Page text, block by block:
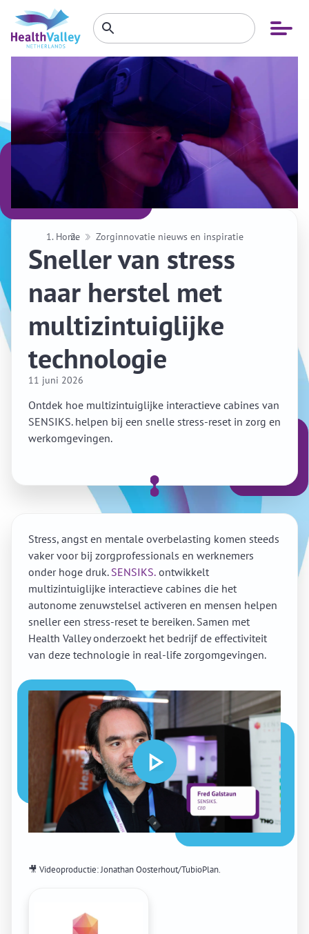
Open
menu
Zoeken
binnen
website
Zoeken
Home Zorginnovatie nieuws en inspiratie
Sneller van stress
naar herstel met
multizintuiglijke
technologie
11 juni 2026
Ontdek hoe multizintuiglijke interactieve cabines van
SENSIKS. helpen bij een snelle stress-reset in zorg en
werkomgevingen.
Stress, angst en mentale overbelasting komen steeds
vaker voor bij zorgprofessionals en werknemers
onder hoge druk. SENSIKS. ontwikkelt
multizintuiglijke interactieve cabines die het
autonome zenuwstelsel activeren en mensen helpen
sneller een stress-reset te bereiken. Samen met
Health Valley onderzoekt het bedrijf de effectiviteit
van deze technologie in real-life zorgomgevingen.
🎥 Videoproductie: Jonathan Oosterhout/TubioPlan.